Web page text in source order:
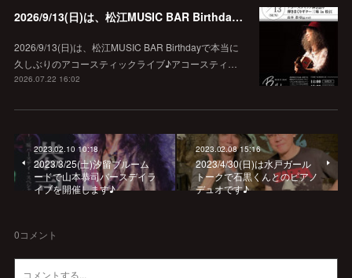
2026/9/13(日)は、松江MUSIC BAR Birthdayでアコースティック弾き語り弾きまくりギター三昧♪
2026/9/13(日)は、松江MUSIC BAR Birthdayで本当に
久しぶりのアコースティックライブ♪アコースティ…
2026.07.22 16:02
2023.02.10 10:18
2023/3/25(土)汐留ブルーム
ードで山本恭司バースデイラ
イブを開催します♪
2023.02.08 15:16
2023/4/30(日)は水戸ガール
トークで石黒くんとのピアノ
デュオです♪
0コメント